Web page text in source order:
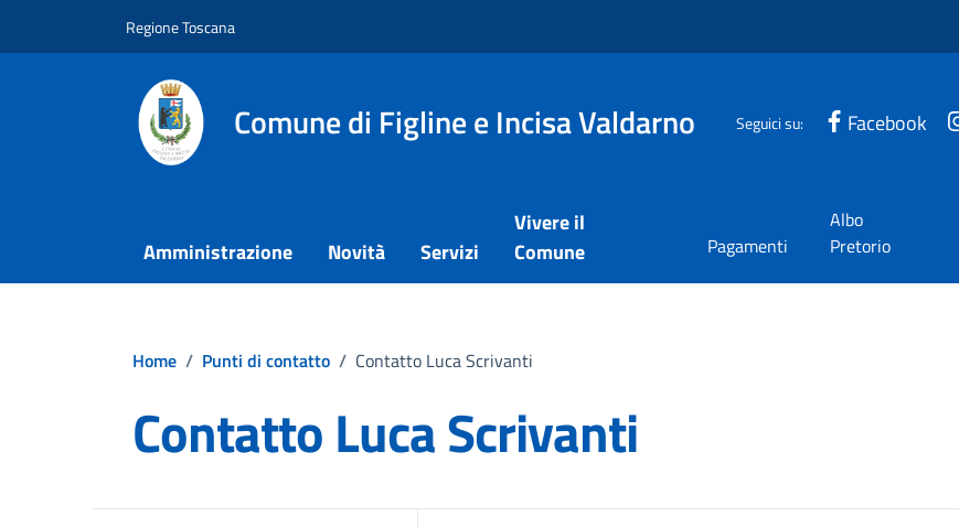
Regione Toscana
Comune di Figline e Incisa Valdarno Seguici su: Facebook
Amministrazione Novità Servizi
Vivere il
Comune
Pagamenti
Albo
Pretorio
Home / Punti di contatto / Contatto Luca Scrivanti
Contatto Luca Scrivanti